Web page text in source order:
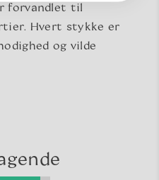
forvandlet til
Hvert stykke er
og vilde